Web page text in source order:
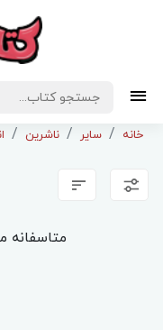
خانه سایر ناشرین
متاسفانه